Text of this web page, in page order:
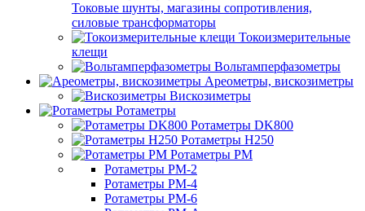
Токовые шунты, магазины сопротивления,
силовые трансформаторы
Токоизмерительные
клещи
Вольтамперфазометры
Ареометры, вискозиметры
Вискозиметры
Ротаметры
Ротаметры DK800
Ротаметры H250
Ротаметры РМ
Ротаметры РМ-2
Ротаметры РМ-4
Ротаметры РМ-6